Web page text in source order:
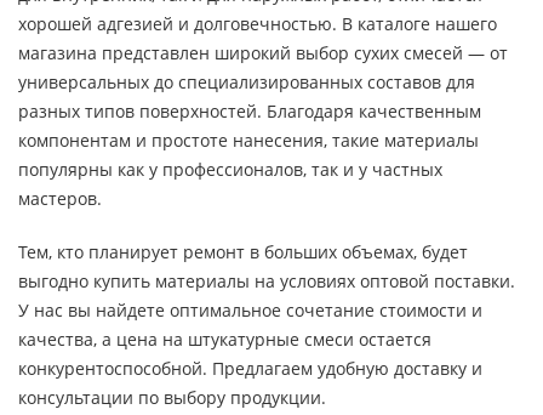
хорошей адгезией и долговечностью. В каталоге нашего
магазина представлен широкий выбор сухих смесей — от
универсальных до специализированных составов для
разных типов поверхностей. Благодаря качественным
компонентам и простоте нанесения, такие материалы
популярны как у профессионалов, так и у частных
мастеров.
Тем, кто планирует ремонт в больших объемах, будет
выгодно купить материалы на условиях оптовой поставки.
У нас вы найдете оптимальное сочетание стоимости и
качества, а цена на штукатурные смеси остается
конкурентоспособной. Предлагаем удобную доставку и
консультации по выбору продукции.